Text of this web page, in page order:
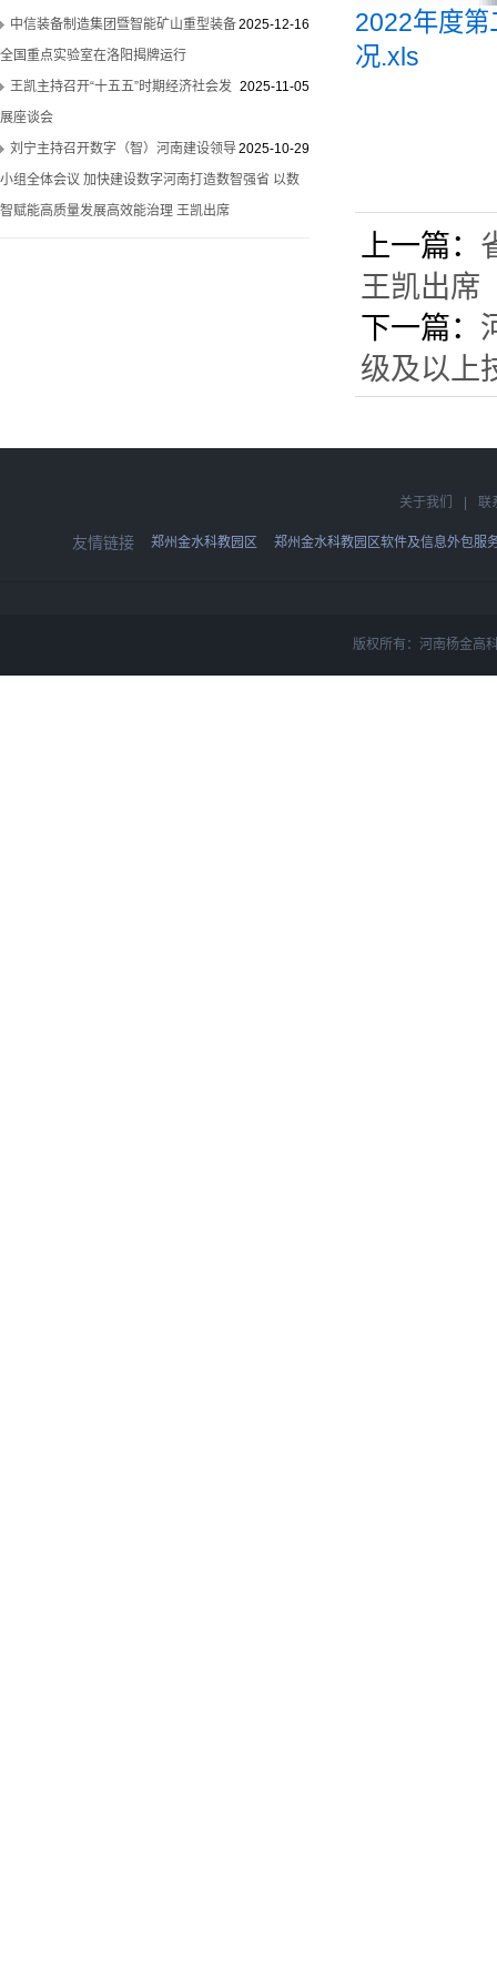
2025-12-16
中信装备制造集团暨智能矿山重型装备
全国重点实验室在洛阳揭牌运行
2025-11-05
王凯主持召开“十五五”时期经济社会发
展座谈会
2025-10-29
刘宁主持召开数字（智）河南建设领导
小组全体会议 加快建设数字河南打造数智强省 以数
智赋能高质量发展高效能治理 王凯出席
2022年度
况.xls
上一篇：
王凯出席
下一篇：
级及以上
关于我们 联
友情链接 郑州金水科教园区 郑州金水科教园区软件及信息外包服
版权所有：河南杨金高